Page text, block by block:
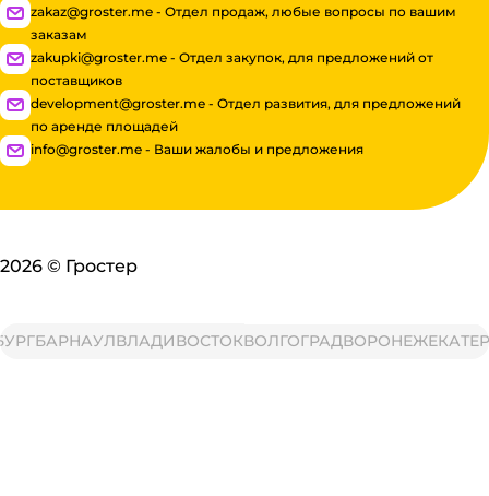
zakaz@groster.me - Отдел продаж, любые вопросы по вашим
заказам
zakupki@groster.me - Отдел закупок, для предложений от
поставщиков
development@groster.me - Отдел развития, для предложений
по аренде площадей
info@groster.me - Ваши жалобы и предложения
2026 © Гростер
БАРНАУЛВЛАДИВОСТОКВОЛГОГРАДВОРОНЕЖ